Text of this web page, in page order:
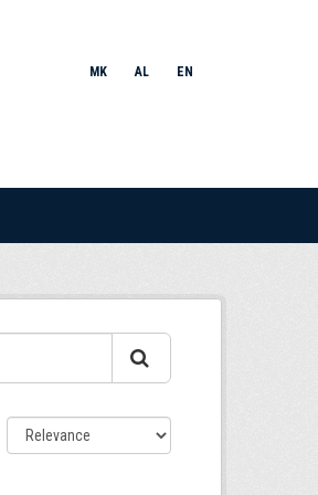
MK AL EN